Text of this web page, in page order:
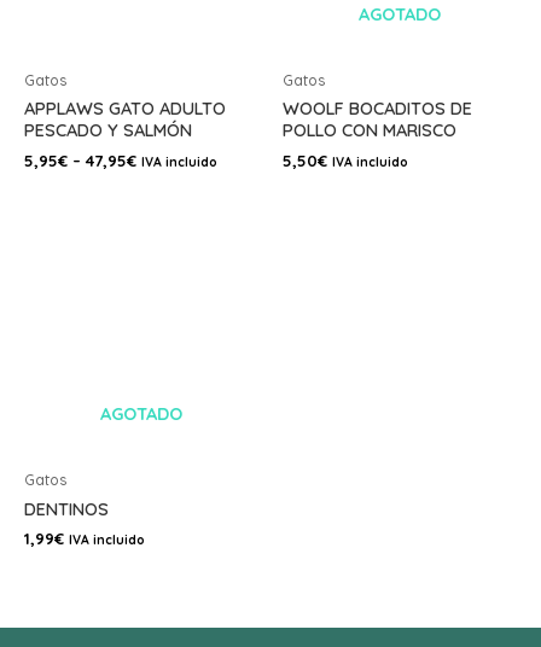
Gatos
APPLAWS GATO ADULTO
PESCADO Y SALMÓN
5,95€ – 47,95€ IVA incluido
AGOTADO
Gatos
WOOLF BOCADITOS DE
POLLO CON MARISCO
5,50€ IVA incluido
AGOTADO
Gatos
DENTINOS
1,99€ IVA incluido